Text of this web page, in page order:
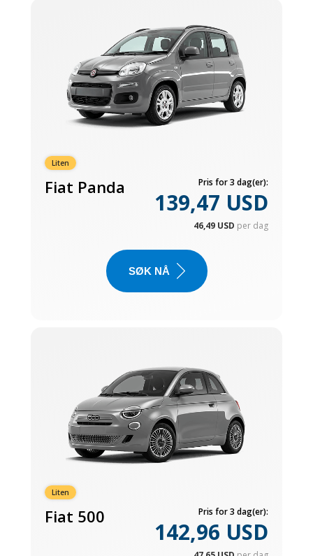
Liten
Fiat Panda Pris for 3 dag(er):
139,47 USD
46,49 USD per dag
SØK NÅ
Liten
Fiat 500 Pris for 3 dag(er):
142,96 USD